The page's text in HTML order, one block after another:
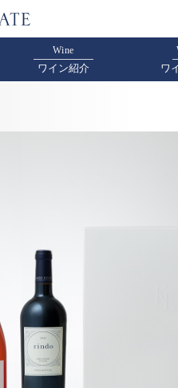
Wine
ワイン紹介 ワ